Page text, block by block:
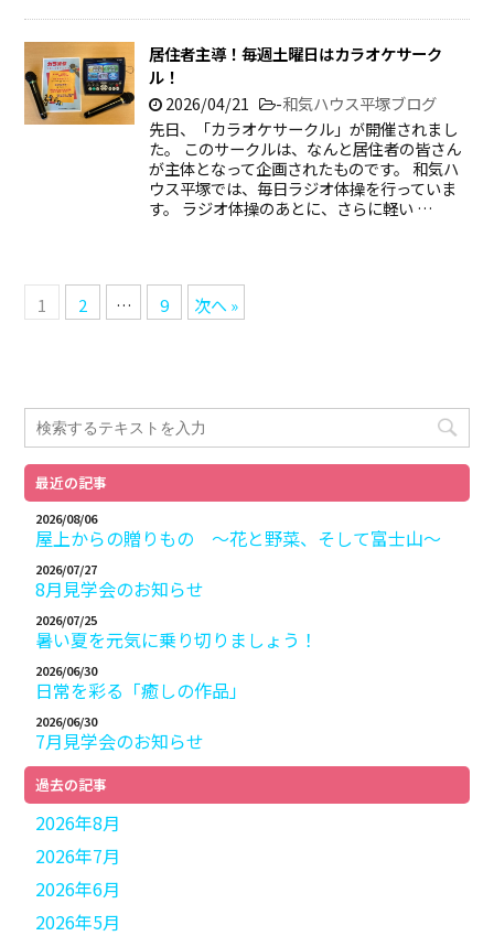
居住者主導！毎週土曜日はカラオケサーク
ル！
2026/04/21
-和気ハウス平塚ブログ
先日、「カラオケサークル」が開催されまし
た。 このサークルは、なんと居住者の皆さん
が主体となって企画されたものです。 和気ハ
ウス平塚では、毎日ラジオ体操を行っていま
す。 ラジオ体操のあとに、さらに軽い …
1 2 … 9 次へ »
最近の記事
2026/08/06
屋上からの贈りもの ～花と野菜、そして富士山～
2026/07/27
8月見学会のお知らせ
2026/07/25
暑い夏を元気に乗り切りましょう！
2026/06/30
日常を彩る「癒しの作品」
2026/06/30
7月見学会のお知らせ
過去の記事
2026年8月
2026年7月
2026年6月
2026年5月